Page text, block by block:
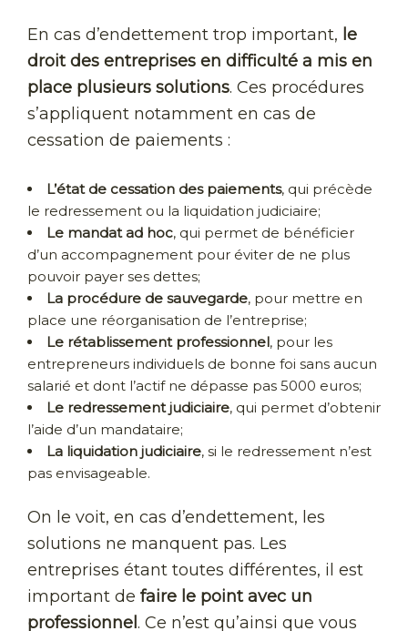
En cas d’endettement trop important, le
droit des entreprises en difficulté a mis en
place plusieurs solutions. Ces procédures
s’appliquent notamment en cas de
cessation de paiements :
L’état de cessation des paiements, qui précède
le redressement ou la liquidation judiciaire;
Le mandat ad hoc, qui permet de bénéficier
d’un accompagnement pour éviter de ne plus
pouvoir payer ses dettes;
La procédure de sauvegarde, pour mettre en
place une réorganisation de l’entreprise;
Le rétablissement professionnel, pour les
entrepreneurs individuels de bonne foi sans aucun
salarié et dont l’actif ne dépasse pas 5000 euros;
Le redressement judiciaire, qui permet d’obtenir
l’aide d’un mandataire;
La liquidation judiciaire, si le redressement n’est
pas envisageable.
On le voit, en cas d’endettement, les
solutions ne manquent pas. Les
entreprises étant toutes différentes, il est
important de faire le point avec un
professionnel . Ce n’est qu’ainsi que vous